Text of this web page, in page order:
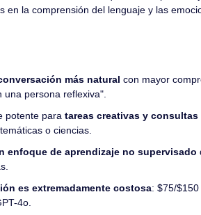
en la comprensión del lenguaje y las
más natural con mayor
una persona reflexiva".
potente para tareas creativas y
o ciencias.
enfoque de aprendizaje no supervisado
es extremadamente costosa: $75/
4o.